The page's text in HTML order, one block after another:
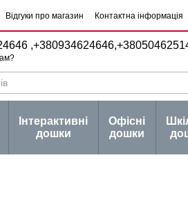
Відгуки про магазин Контактна інформація
Блог
,+380934624646,
Інтерактивні
дошки
Офісні
дошки